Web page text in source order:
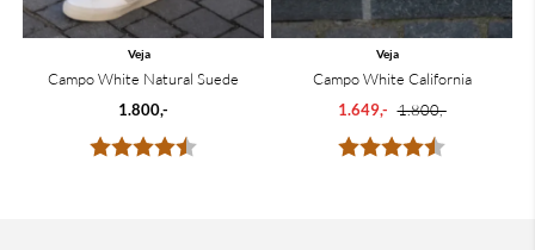
Karakter:
Veja
Campo White Natural Suede
1.800,-
Karakter:
Veja
Campo White California
1.649,- 1.800,-